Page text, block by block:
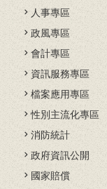
人事專區
政風專區
會計專區
資訊服務專區
檔案應用專區
性別主流化專區
消防統計
政府資訊公開
國家賠償